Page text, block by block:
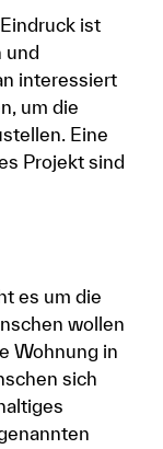
ist
und
interessiert
um die
Eine
Projekt sind
es um die
wollen
Wohnung in
sich